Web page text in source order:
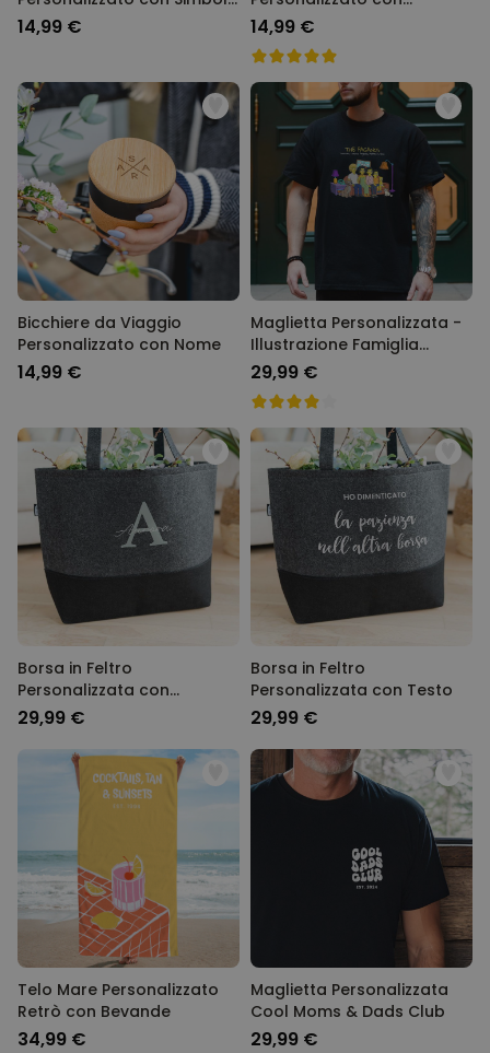
e Testo
14,99 €
Monogramma
14,99 €
Bicchiere da Viaggio
Personalizzato con Nome
14,99 €
Maglietta Personalizzata -
Illustrazione Famiglia
Cartone Animato
29,99 €
Borsa in Feltro
Personalizzata con
Monogramma
29,99 €
Borsa in Feltro
Personalizzata con Testo
29,99 €
Telo Mare Personalizzato
Retrò con Bevande
34,99 €
Maglietta Personalizzata
Cool Moms & Dads Club
29,99 €